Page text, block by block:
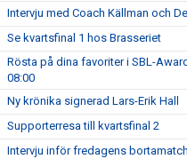
Intervju med Coach Källman och
Se kvartsfinal 1 hos Brasseriet
Rösta på dina favoriter i SBL-
08:00
Ny krönika signerad Lars-Erik Hall
Supporterresa till kvartsfinal 2
Intervju inför fredagens